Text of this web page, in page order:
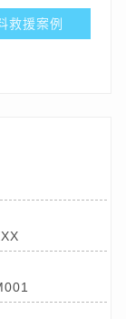
救援案例